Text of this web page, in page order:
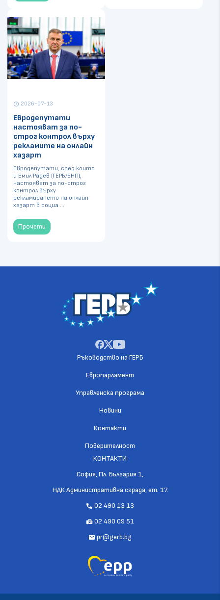
schedule 2026-07-13
Евродепутати
настояват за по-
строг контрол върху
рекламите на онлайн
хазарт
Евродепутати, сред които
и Емил Радев (ГЕРБ/ЕНП),
настояват за по-строг
контрол върху
рекламирането на онлайн
хазарт в социа ...
Прочети
Ръководство на ГЕРБ
Европарламент
Управленска програма
Новини
Контакти
Поверителност
КОНТАКТИ
София, Пл. България 1,
НДК Административна сграда, ет. 17.
call 02 490 13 13
fax02 490 09 51
mail pr@gerb.bg